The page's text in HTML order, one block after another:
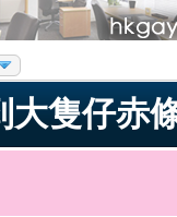
大隻仔赤